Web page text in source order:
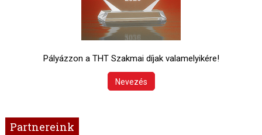
Pályázzon a THT Szakmai díjak valamelyikére!
Nevezés
Partnereink